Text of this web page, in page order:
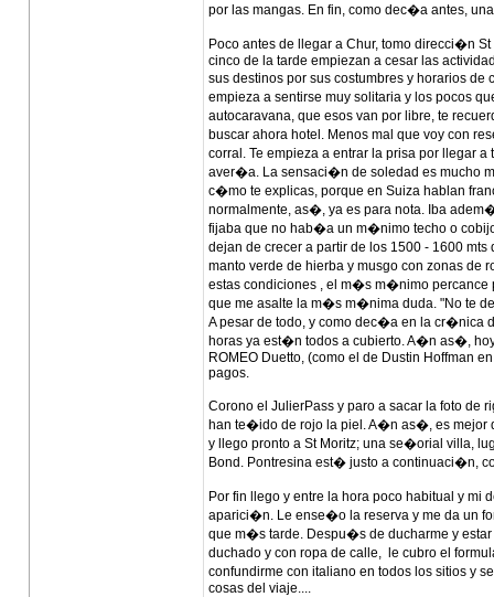
por las mangas. En fin, como dec�a antes,
Poco antes de llegar a Chur, tomo direcci�n
cinco de la tarde empiezan a cesar las
sus destinos por sus costumbres y horarios
empieza a sentirse muy solitaria y los pocos
autocaravana, que esos van por libre, te
buscar ahora hotel. Menos mal que voy con
corral. Te empieza a entrar la prisa por llegar
aver�a. La sensaci�n de soledad es mucho
c�mo te explicas, porque en Suiza hablan
normalmente, as�, ya es para nota. Iba
fijaba que no hab�a un m�nimo techo o
dejan de crecer a partir de los 1500 - 1600
manto verde de hierba y musgo con zonas de
estas condiciones , el m�s m�nimo percance
que me asalte la m�s m�nima duda. "No te
A pesar de todo, y como dec�a en la cr�nica
horas ya est�n todos a cubierto. A�n as�,
ROMEO Duetto, (como el de Dustin Hoffman
pagos.
Corono el JulierPass y paro a sacar la foto de
han te�ido de rojo la piel. A�n as�, es mejor
y llego pronto a St Moritz; una se�orial villa,
Bond. Pontresina est� justo a continuaci�n,
Por fin llego y entre la hora poco habitual y
aparici�n. Le ense�o la reserva y me da un
que m�s tarde. Despu�s de ducharme y estar
duchado y con ropa de calle, le cubro el
confundirme con italiano en todos los sitios y
cosas del viaje....